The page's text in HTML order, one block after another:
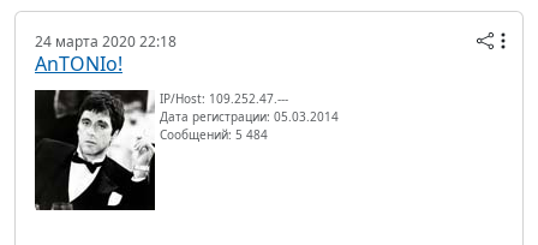
24 марта 2020 22:18
AnTONIo!
IP/Host: 109.252.47.---
Дата регистрации: 05.03.2014
Сообщений: 5 484